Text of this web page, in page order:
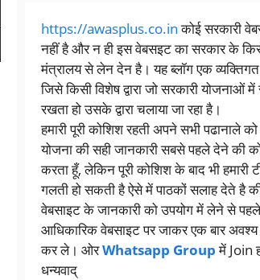
https://awasplus.co.inकोई सरकारी
नहीं है और न ही इस वेबसइट का सरकार के
मंत्रालय से लेन देन है। यह ब्लॉग एक व्यक्तिगत
जिसे किसी विशेष द्वारा जो सरकारी योजनाओं
रखता हो उसके द्वारा चलाया जा रहा है।
हमारी पूरी कोशिश रहती अपने सभी पढानाले
योजना की सही जानकारी सबसे पहले देने की
करता हूँ, लेकिन पूरी कोशिश के बाद भी हमारी
गलती हो सकती है ऐसे में पाठकों सलाह देते है
वेबसाइट के जानकारी को उपयोग में लेने से
आधिकारिक वेबसाइट पर जाकर एक बार अवश्य
कर ले। ओरWhatsapp Groupमें Join
धन्यवाद्